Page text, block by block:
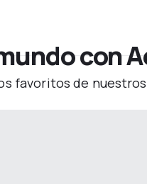
con
favoritos de